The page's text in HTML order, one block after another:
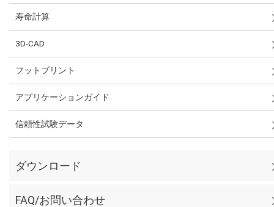
寿命計算
3D-CAD
フットプリント
アプリケーションガイド
信頼性試験データ
ダウンロード
FAQ/お問い合わせ